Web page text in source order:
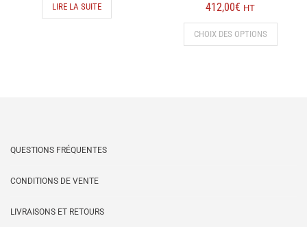
LIRE LA SUITE
412,00€ HT
CHOIX DES OPTIONS
Ce
QUESTIONS FRÉQUENTES
CONDITIONS DE VENTE
LIVRAISONS ET RETOURS